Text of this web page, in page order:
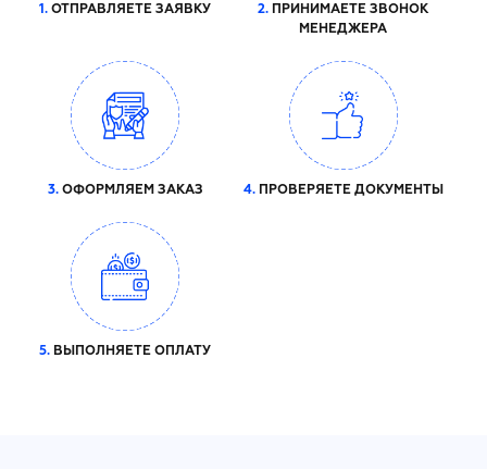
1. ОТПРАВЛЯЕТЕ ЗАЯВКУ 2. ПРИНИМАЕТЕ ЗВОНОК
МЕНЕДЖЕРА
3.ОФОРМЛЯЕМ ЗАКАЗ 4.ПРОВЕРЯЕТЕ ДОКУМЕНТЫ
5. ВЫПОЛНЯЕТЕ ОПЛАТУ